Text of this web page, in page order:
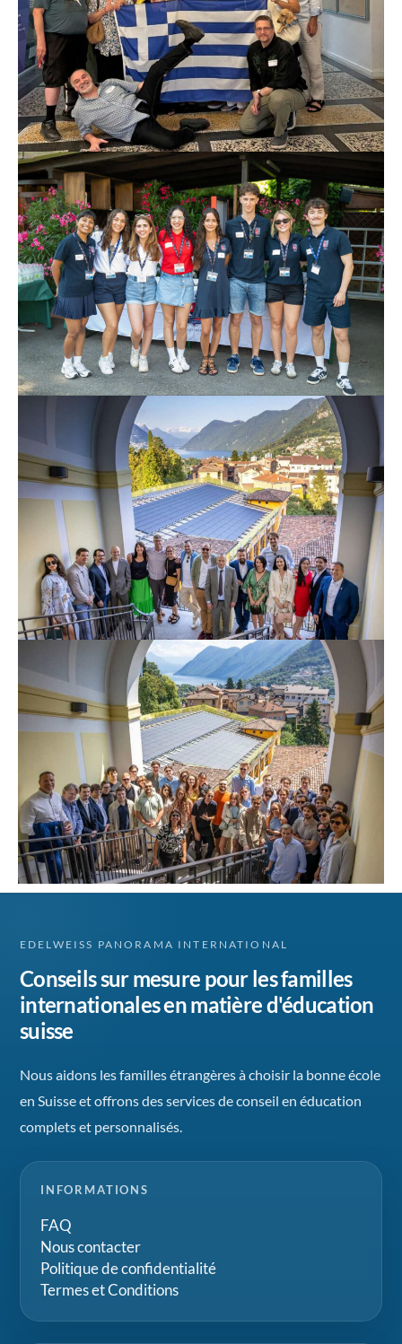
EDELWEISS PANORAMA INTERNATIONAL
Conseils sur mesure pour les familles
internationales en matière d'éducation
suisse
Nous aidons les familles étrangères à choisir la bonne école
en Suisse et offrons des services de conseil en éducation
complets et personnalisés.
INFORMATIONS
FAQ
Nous contacter
Politique de confidentialité
Termes et Conditions